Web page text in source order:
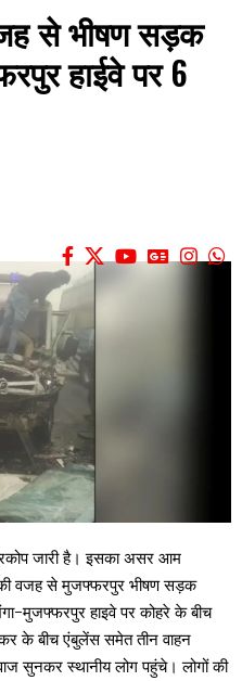
से भीषण सड़क
हाईवे पर 6
जारी है। इसका असर आम
की वजह से मुजफ्फरपुर भीषण सड़क
मुजफ्फरपुर हाइवे पर कोहरे के बीच
के बीच एंबुलेंस समेत तीन वाहन
सुनकर स्थानीय लोग पहुंचे। लोगों की